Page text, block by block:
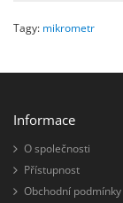
Tagy: mikrometr
Informace
O společnosti
Přístupnost
Obchodní podmínky